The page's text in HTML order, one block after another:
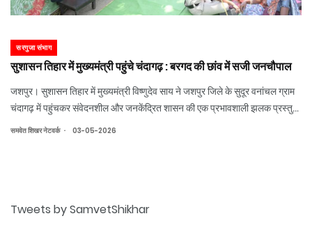
सरगुजा संभाग
सुशासन तिहार में मुख्यमंत्री पहुंचे चंदागढ़ : बरगद की छांव में सजी जनचौपाल
जशपुर। सुशासन तिहार में मुख्यमंत्री विष्णुदेव साय ने जशपुर जिले के सुदूर वनांचल ग्राम
चंदागढ़ में पहुंचकर संवेदनशील और जनकेंद्रित शासन की एक प्रभावशाली झलक प्रस्तुत
की। मुख्यमंत्री का हेलीकॉप्टर जैसे ही चंदागढ़ में उतरा, ग्रामीणों ने उत्साह और आत्मीयता
समवेत शिखर नेटवर्क . 03-05-2026
Tweets by SamvetShikhar